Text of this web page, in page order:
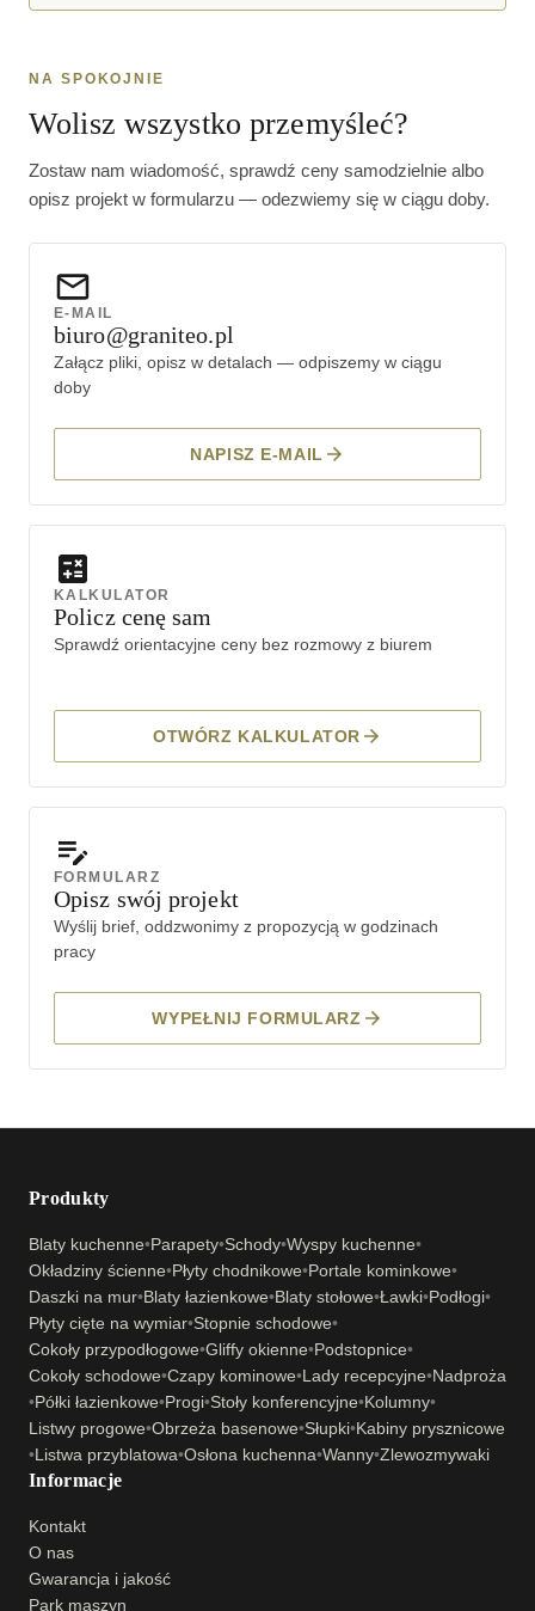
NA SPOKOJNIE
Wolisz wszystko przemyśleć?
Zostaw nam wiadomość, sprawdź ceny samodzielnie albo
opisz projekt w formularzu — odezwiemy się w ciągu doby.
E-MAIL
biuro@graniteo.pl
Załącz pliki, opisz w detalach — odpiszemy w ciągu
doby
NAPISZ E-MAIL
KALKULATOR
Policz cenę sam
Sprawdź orientacyjne ceny bez rozmowy z biurem
OTWÓRZ KALKULATOR
FORMULARZ
Opisz swój projekt
Wyślij brief, oddzwonimy z propozycją w godzinach
pracy
WYPEŁNIJ FORMULARZ
Produkty
Blaty kuchenne•Parapety•Schody•Wyspy kuchenne•
Okładziny ścienne•Płyty chodnikowe•Portale kominkowe•
Daszki na mur•Blaty łazienkowe•Blaty stołowe•Ławki•Podłogi•
Płyty cięte na wymiar•Stopnie schodowe•
Cokoły przypodłogowe•Gliffy okienne•Podstopnice•
Cokoły schodowe•Czapy kominowe•Lady recepcyjne•Nadproża
•Półki łazienkowe•Progi•Stoły konferencyjne•Kolumny•
Listwy progowe•Obrzeża basenowe•Słupki•Kabiny prysznicowe
•Listwa przyblatowa•Osłona kuchenna•Wanny•Zlewozmywaki
Informacje
Kontakt
O nas
Gwarancja i jakość
Park maszyn